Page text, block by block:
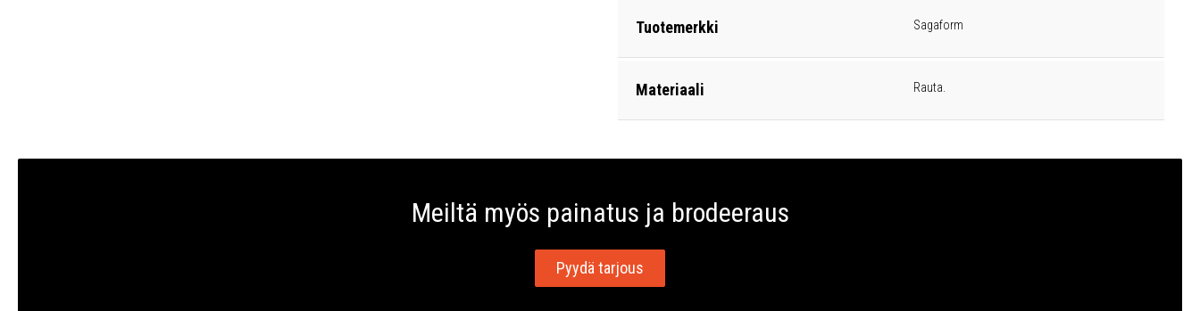
Tuotemerkki Sagaform
Materiaali Rauta.
Meiltä myös painatus ja brodeeraus
Pyydä tarjous